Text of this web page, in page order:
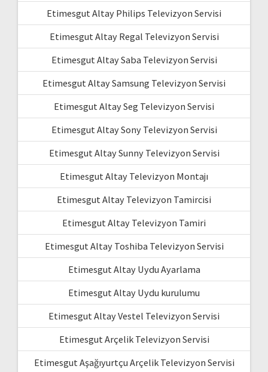
Etimesgut Altay Philips Televizyon Servisi
Etimesgut Altay Regal Televizyon Servisi
Etimesgut Altay Saba Televizyon Servisi
Etimesgut Altay Samsung Televizyon Servisi
Etimesgut Altay Seg Televizyon Servisi
Etimesgut Altay Sony Televizyon Servisi
Etimesgut Altay Sunny Televizyon Servisi
Etimesgut Altay Televizyon Montajı
Etimesgut Altay Televizyon Tamircisi
Etimesgut Altay Televizyon Tamiri
Etimesgut Altay Toshiba Televizyon Servisi
Etimesgut Altay Uydu Ayarlama
Etimesgut Altay Uydu kurulumu
Etimesgut Altay Vestel Televizyon Servisi
Etimesgut Arçelik Televizyon Servisi
Etimesgut Aşağıyurtçu Arçelik Televizyon Servisi